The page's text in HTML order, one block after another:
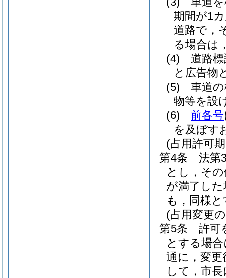
期間が1
道路で，
る場合は
(4)
道路
と広告物
(5)
車道
物等を設
(6)
前各号
を及ぼす
(占用許可
第4条
法第
とし，そ
が満了し
も，同様
(占用変更
第5条
許可
とする場
通に，変更
して，市